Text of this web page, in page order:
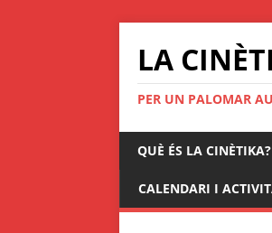
LA
PER UN PALOMAR
QUÈ ÉS LA CINÈTIKA?
CALENDARI I